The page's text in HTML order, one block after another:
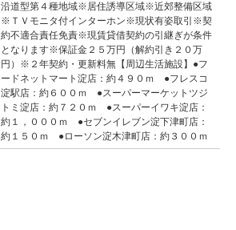
沿道型第４種地域※居住誘導区域※近郊整備区域
※ＴＶモニタ付インターホン※現状有姿取引※契
約不適合責任免責※現賃貸借契約の引継ぎが条件
となります※保証金２５万円（解約引き２０万
円）※２年契約・更新料無【周辺生活施設】●フ
ードネットマート淀店：約４９０ｍ ●フレスコ
淀駅店：約６００ｍ ●スーパーマーケットツジ
トミ淀店：約７２０ｍ ●スーパーイワキ淀店：
約１，０００ｍ ●セブンイレブン淀下津町店：
約１５０ｍ ●ローソン淀木津町店：約３００ｍ